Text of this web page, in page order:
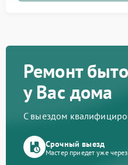
Ремонт
у Вас дома
С выездом
Срочный выезд
Мастер приедет уже